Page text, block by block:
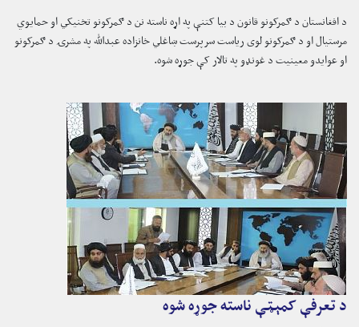
د افغانستان د ګمرکونو قانون د بیا کتنې په اړه ناسته نن د ګمرکونو تخنیکي او حمایوي
مرستیال او د ګمرکونو لوی ریاست سرپرست ښاغلي خانزاده عبدالله په مشرۍ د ګمرکونو
او عوایدو معینیت د غونډو په تالار کې جوړه شوه.
د تعرفې کمېټې ناسته جوړه شوه